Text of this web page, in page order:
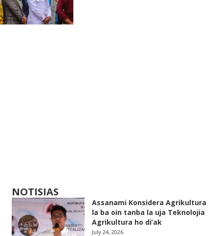
NOTISIAS
Assanami Konsidera Agrikultura
la ba oin tanba la uja Teknolojia
Agrikultura ho di’ak
July 24, 2026